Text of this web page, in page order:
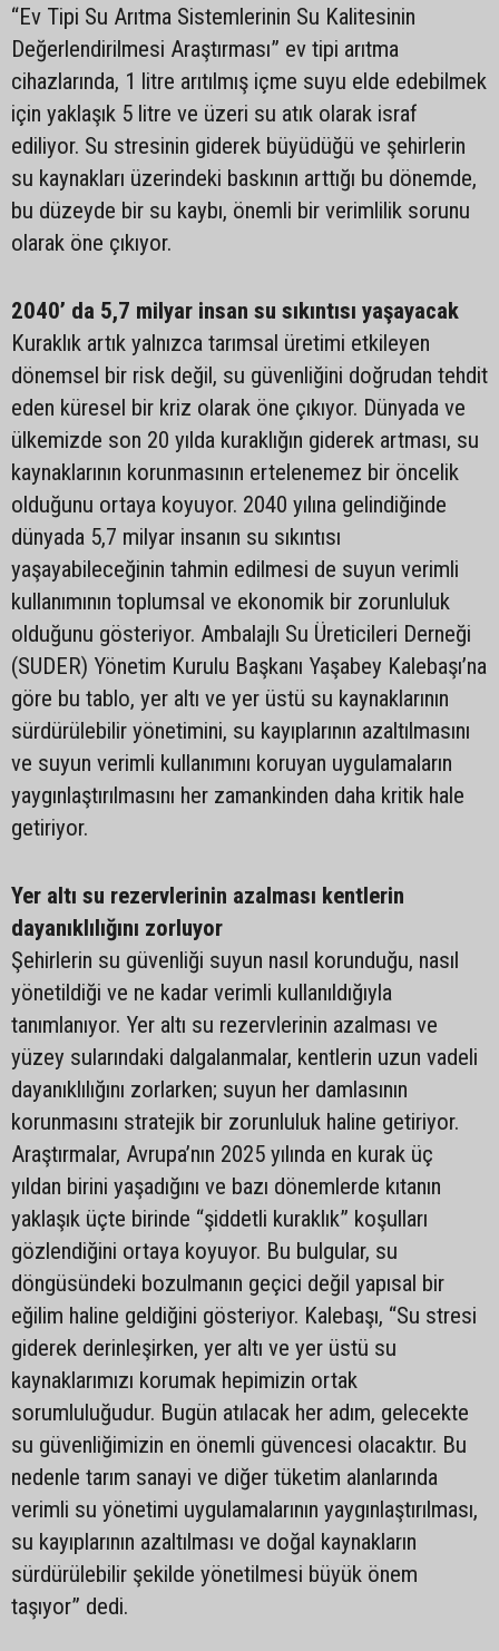
“Ev Tipi Su Arıtma Sistemlerinin Su Kalitesinin
Değerlendirilmesi Araştırması” ev tipi arıtma
cihazlarında, 1 litre arıtılmış içme suyu elde edebilmek
için yaklaşık 5 litre ve üzeri su atık olarak israf
ediliyor. Su stresinin giderek büyüdüğü ve şehirlerin
su kaynakları üzerindeki baskının arttığı bu dönemde,
bu düzeyde bir su kaybı, önemli bir verimlilik sorunu
olarak öne çıkıyor.
2040’ da 5,7 milyar insan su sıkıntısı yaşayacak
Kuraklık artık yalnızca tarımsal üretimi etkileyen
dönemsel bir risk değil, su güvenliğini doğrudan tehdit
eden küresel bir kriz olarak öne çıkıyor. Dünyada ve
ülkemizde son 20 yılda kuraklığın giderek artması, su
kaynaklarının korunmasının ertelenemez bir öncelik
olduğunu ortaya koyuyor. 2040 yılına gelindiğinde
dünyada 5,7 milyar insanın su sıkıntısı
yaşayabileceğinin tahmin edilmesi de suyun verimli
kullanımının toplumsal ve ekonomik bir zorunluluk
olduğunu gösteriyor. Ambalajlı Su Üreticileri Derneği
(SUDER) Yönetim Kurulu Başkanı Yaşabey Kalebaşı’na
göre bu tablo, yer altı ve yer üstü su kaynaklarının
sürdürülebilir yönetimini, su kayıplarının azaltılmasını
ve suyun verimli kullanımını koruyan uygulamaların
yaygınlaştırılmasını her zamankinden daha kritik hale
getiriyor.
Yer altı su rezervlerinin azalması kentlerin
dayanıklılığını zorluyor
Şehirlerin su güvenliği suyun nasıl korunduğu, nasıl
yönetildiği ve ne kadar verimli kullanıldığıyla
tanımlanıyor. Yer altı su rezervlerinin azalması ve
yüzey sularındaki dalgalanmalar, kentlerin uzun vadeli
dayanıklılığını zorlarken; suyun her damlasının
korunmasını stratejik bir zorunluluk haline getiriyor.
Araştırmalar, Avrupa’nın 2025 yılında en kurak üç
yıldan birini yaşadığını ve bazı dönemlerde kıtanın
yaklaşık üçte birinde “şiddetli kuraklık” koşulları
gözlendiğini ortaya koyuyor. Bu bulgular, su
döngüsündeki bozulmanın geçici değil yapısal bir
eğilim haline geldiğini gösteriyor. Kalebaşı, “Su stresi
giderek derinleşirken, yer altı ve yer üstü su
kaynaklarımızı korumak hepimizin ortak
sorumluluğudur. Bugün atılacak her adım, gelecekte
su güvenliğimizin en önemli güvencesi olacaktır. Bu
nedenle tarım sanayi ve diğer tüketim alanlarında
verimli su yönetimi uygulamalarının yaygınlaştırılması,
su kayıplarının azaltılması ve doğal kaynakların
sürdürülebilir şekilde yönetilmesi büyük önem
taşıyor” dedi.